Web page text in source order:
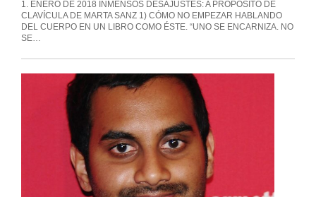
1. ENERO DE 2018 INMENSOS DESAJUSTES: A PROPÓSITO DE
CLAVÍCULA DE MARTA SANZ 1) CÓMO NO EMPEZAR HABLANDO
DEL CUERPO EN UN LIBRO COMO ÉSTE. “UNO SE ENCARNIZA. NO
SE…